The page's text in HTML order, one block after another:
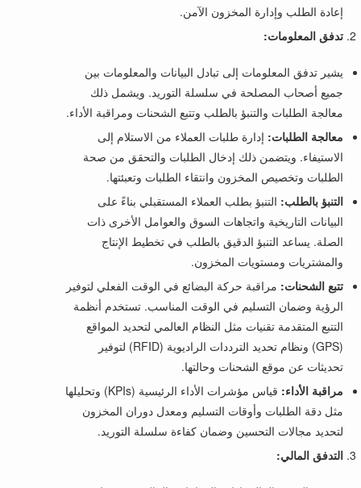
إعادة الطلب وإدارة المخزون الآمن.
تدفق المعلومات:
يشير تدفق المعلومات إلى تبادل البيانات والمعلومات بين
جميع أصحاب المصلحة في سلسلة التوريد. ويشمل ذلك
معالجة الطلبات والتنبؤ بالطلب وتتبع الشحنات ومراقبة الأداء.
معالجة الطلبات: إدارة طلبات العملاء من الاستلام إلى
الاستيفاء. ويتضمن ذلك إدخال الطلبات والتحقق من صحة
الطلبات وتخصيص المخزون وانتقاء الطلبات وتعبئتها.
التنبؤ بالطلب: التنبؤ بطلب العملاء المستقبلي بناءً على
البيانات التاريخية واتجاهات السوق والعوامل الأخرى ذات
الصلة. يساعد التنبؤ الدقيق بالطلب في تخطيط الإنتاج
والمشتريات ومستويات المخزون.
تتبع الشحنات: مراقبة حركة البضائع في الوقت الفعلي لتوفير
الرؤية وضمان التسليم في الوقت المناسب. تستخدم أنظمة
التتبع المتقدمة تقنيات مثل النظام العالمي لتحديد المواقع
(GPS) ونظام تحديد الترددات الراديوية (RFID) لتوفير
تحديثات عن موقع الشحنات وحالتها.
مراقبة الأداء:
قياس مؤشرات الأداء الرئيسية (KPIs) وتحليلها
مثل دقة الطلبات وأوقات التسليم ومعدل دوران المخزون
لتحديد مجالات التحسين وضمان كفاءة سلسلة التوريد.
التدفق المالي: